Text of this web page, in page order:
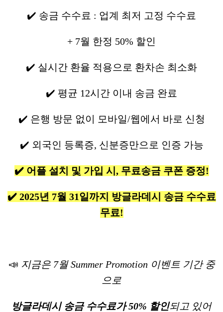
✔️ 송금 수수료 : 업계 최저 고정 수수료
+ 7월 한정 50% 할인
✔️ 실시간 환율 적용으로 환차손 최소화
✔️ 평균 12시간 이내 송금 완료
✔️ 은행 방문 없이 모바일/웹에서 바로 신청
✔️ 외국인 등록증, 신분증만으로 인증 가능
✔️ 어플 설치 및 가입 시, 무료송금 쿠폰 증정!
✔️ 2025년 7월 31일까지 방글라데시 송금 수수료
무료!
📣 지금은 7월 Summer Promotion 이벤트 기간 중
으로
방글라데시 송금 수수료가 50% 할인되고 있어